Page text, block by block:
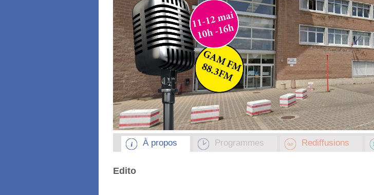
À propos Programmes Rediffusions
Edito